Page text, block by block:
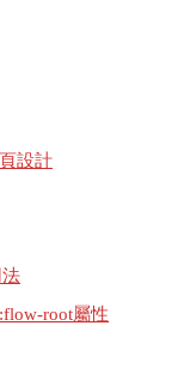
設計
root屬性